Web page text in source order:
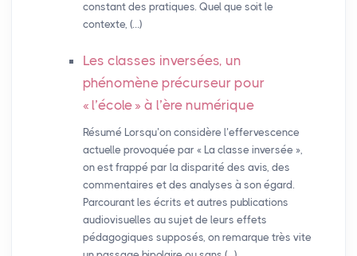
constant des pratiques. Quel que soit le
contexte, (…)
Les classes inversées, un
phénomène précurseur pour
« l’école » à l’ère numérique
Résumé Lorsqu’on considère l’effervescence
actuelle provoquée par « La classe inversée »,
on est frappé par la disparité des avis, des
commentaires et des analyses à son égard.
Parcourant les écrits et autres publications
audiovisuelles au sujet de leurs effets
pédagogiques supposés, on remarque très vite